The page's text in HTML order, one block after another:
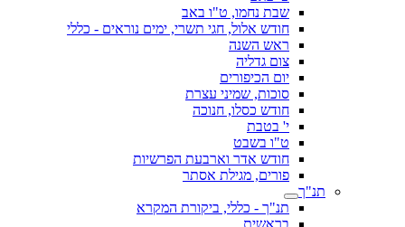
שבת נחמו, ט"ו באב
חודש אלול, חגי תשרי, ימים נוראים - כללי
ראש השנה
צום גדליה
יום הכיפורים
סוכות, שמיני עצרת
חודש כסלו, חנוכה
י' בטבת
ט"ו בשבט
חודש אדר וארבעת הפרשיות
פורים, מגילת אסתר
תנ"ך
תנ"ך - כללי, ביקורת המקרא
בראשית